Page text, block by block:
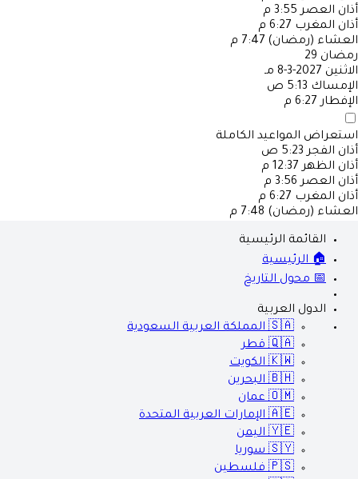
أذان العصر 3:55 م
أذان المغرب 6:27 م
العشاء (رمضان) 7:47 م
رمضان 29
الاثنين 2027-3-8 مـ
الإمساك 5:13 ص
الإفطار 6:27 م
استعراض المواعيد الكاملة
أذان الفجر 5:23 ص
أذان الظهر 12:37 م
أذان العصر 3:56 م
أذان المغرب 6:27 م
العشاء (رمضان) 7:48 م
القائمة الرئيسية
🏠 الرئيسية
📅 محول التاريخ
الدول العربية
🇸🇦 المملكة العربية السعودية
🇶🇦 قطر
🇰🇼 الكويت
🇧🇭 البحرين
🇴🇲 عمان
🇦🇪 الإمارات العربية المتحدة
🇾🇪 اليمن
🇸🇾 سوريا
🇵🇸 فلسطين